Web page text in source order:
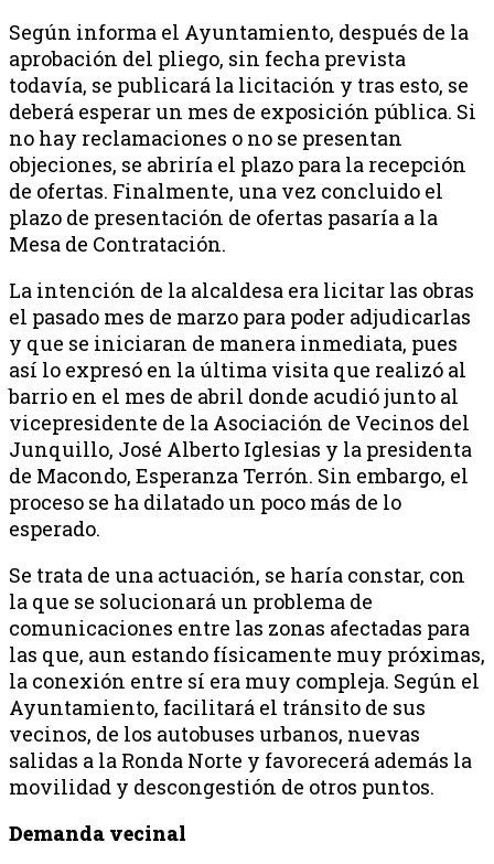
Según informa el Ayuntamiento, después de la
aprobación del pliego, sin fecha prevista
todavía, se publicará la licitación y tras esto, se
deberá esperar un mes de exposición pública. Si
no hay reclamaciones o no se presentan
objeciones, se abriría el plazo para la recepción
de ofertas. Finalmente, una vez concluido el
plazo de presentación de ofertas pasaría a la
Mesa de Contratación.
La intención de la alcaldesa era licitar las obras
el pasado mes de marzo para poder adjudicarlas
y que se iniciaran de manera inmediata, pues
así lo expresó en la última visita que realizó al
barrio en el mes de abril donde acudió junto al
vicepresidente de la Asociación de Vecinos del
Junquillo, José Alberto Iglesias y la presidenta
de Macondo, Esperanza Terrón. Sin embargo, el
proceso se ha dilatado un poco más de lo
esperado.
Se trata de una actuación, se haría constar, con
la que se solucionará un problema de
comunicaciones entre las zonas afectadas para
las que, aun estando físicamente muy próximas,
la conexión entre sí era muy compleja. Según el
Ayuntamiento, facilitará el tránsito de sus
vecinos, de los autobuses urbanos, nuevas
salidas a la Ronda Norte y favorecerá además la
movilidad y descongestión de otros puntos.
Demanda vecinal